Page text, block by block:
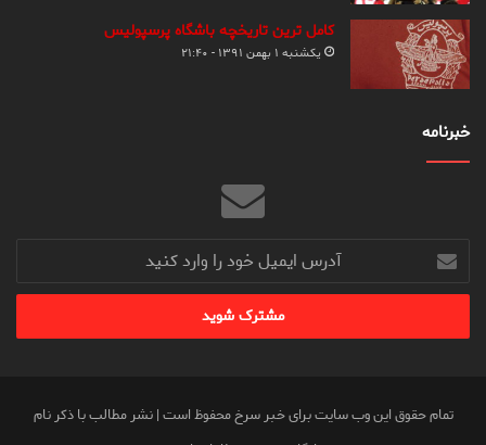
کامل ترین تاریخچه باشگاه پرسپولیس
یکشنبه ۱ بهمن ۱۳۹۱ - ۲۱:۴۰
خبرنامه
آدرس
ایمیل
خود
وارد
تمام حقوق این وب سایت برای خبر سرخ محفوظ است | نشر مطالب با ذکر نام